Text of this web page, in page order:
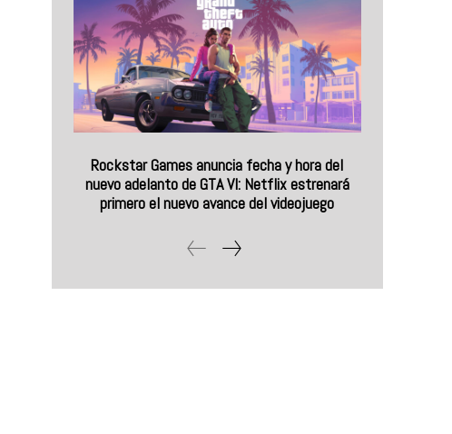
Rockstar Games anuncia fecha y hora del
nuevo adelanto de GTA VI: Netflix estrenará
primero el nuevo avance del videojuego